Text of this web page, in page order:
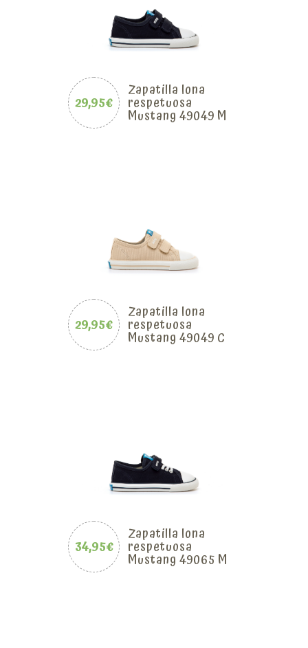
29,95€
Zapatilla lona
respetuosa
Mustang 49049 M
29,95€
Zapatilla lona
respetuosa
Mustang 49049 C
34,95€
Zapatilla lona
respetuosa
Mustang 49065 M